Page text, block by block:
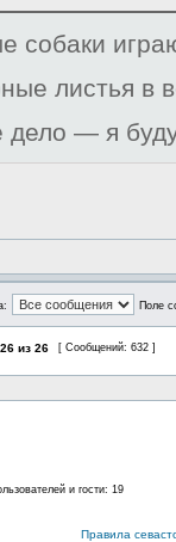
собаки
листья в
дело — я
Поле
26 из 26 [ Сообщений: 632 ]
и гости: 19
Правила